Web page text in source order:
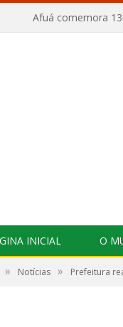
INICIAL O
» Notícias » Prefeitura